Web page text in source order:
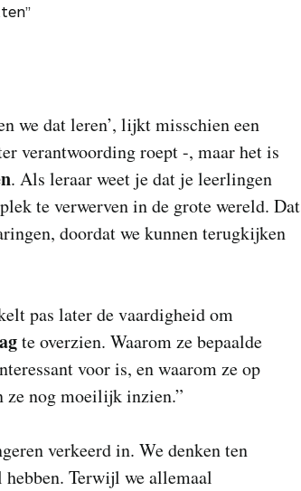
we dat leren’, lijkt misschien een
verantwoording roept -, maar het is
. Als leraar weet je dat je leerlingen
te verwerven in de grote wereld. Dat
doordat we kunnen terugkijken
pas later de vaardigheid om
te overzien. Waarom ze bepaalde
voor is, en waarom ze op
ze nog moeilijk inzien.”
verkeerd in. We denken ten
Terwijl we allemaal